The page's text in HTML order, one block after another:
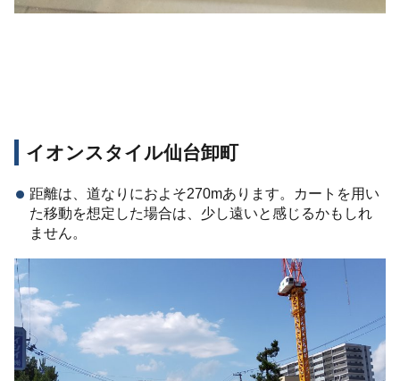
イオンスタイル仙台卸町
距離は、道なりにおよそ270mあります。カートを用い
た移動を想定した場合は、少し遠いと感じるかもしれ
ません。